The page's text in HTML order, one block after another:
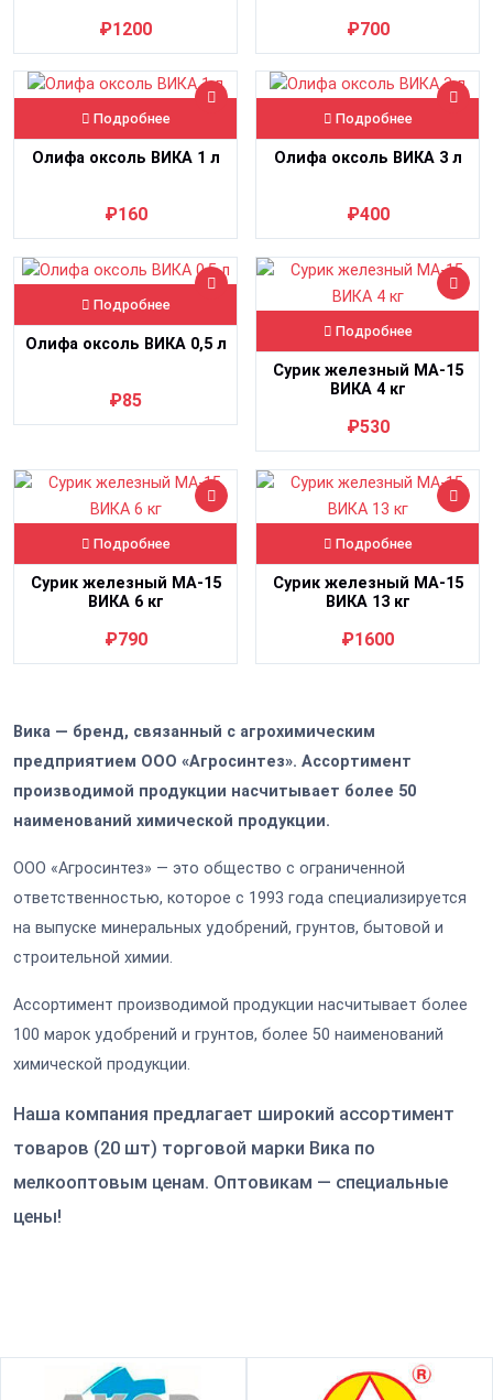
₽1200 ₽700
Подробнее
Олифа оксоль ВИКА 1 л
₽160
Подробнее
Олифа оксоль ВИКА 3 л
₽400
Подробнее
Олифа оксоль ВИКА 0,5 л
₽85
Подробнее
Сурик железный МА-15
ВИКА 4 кг
₽530
Подробнее
Сурик железный МА-15
ВИКА 6 кг
₽790
Подробнее
Сурик железный МА-15
ВИКА 13 кг
₽1600
Вика — бренд, связанный с агрохимическим
предприятием ООО «Агросинтез». Ассортимент
производимой продукции насчитывает более 50
наименований химической продукции.
ООО «Агросинтез» — это общество с ограниченной
ответственностью, которое с 1993 года специализируется
на выпуске минеральных удобрений, грунтов, бытовой и
строительной химии.
Ассортимент производимой продукции насчитывает более
100 марок удобрений и грунтов, более 50 наименований
химической продукции.
Наша компания предлагает широкий ассортимент
товаров (20 шт) торговой марки Вика по
мелкооптовым ценам. Оптовикам — специальные
цены!